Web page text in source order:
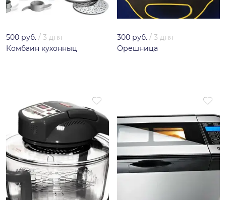
500 руб. / 3 дня
Комбаин кухонныц
300 руб. / 3 дня
Орешница